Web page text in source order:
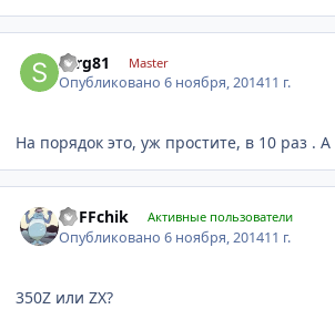
serg81 Master
Опубликовано6 ноября, 201411 г.
На порядок это, уж простите, в 10 раз . А
VoFFchik Активные пользователи
Опубликовано6 ноября, 201411 г.
350Z или ZX?